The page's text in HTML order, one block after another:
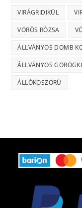
VIRÁGRIDIKÜL
VÖRÖS RÓZSA
ÁLLVÁNYOS DOMB
ÁLLVÁNYOS
ÁLLÓKOSZORÚ